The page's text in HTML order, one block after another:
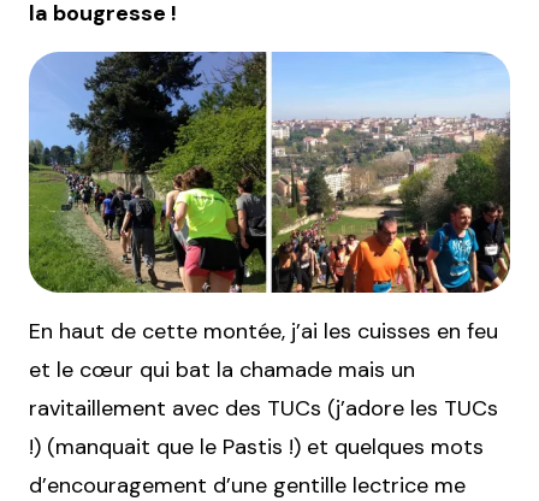
la bougresse !
En haut de cette montée, j’ai les cuisses en feu
et le cœur qui bat la chamade mais un
ravitaillement avec des TUCs (j’adore les TUCs
!) (manquait que le Pastis !) et quelques mots
d’encouragement d’une gentille lectrice me